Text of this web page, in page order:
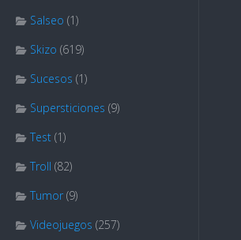
Salseo (1)
Skizo (619)
Sucesos (1)
Supersticiones (9)
Test (1)
Troll (82)
Tumor (9)
Videojuegos (257)